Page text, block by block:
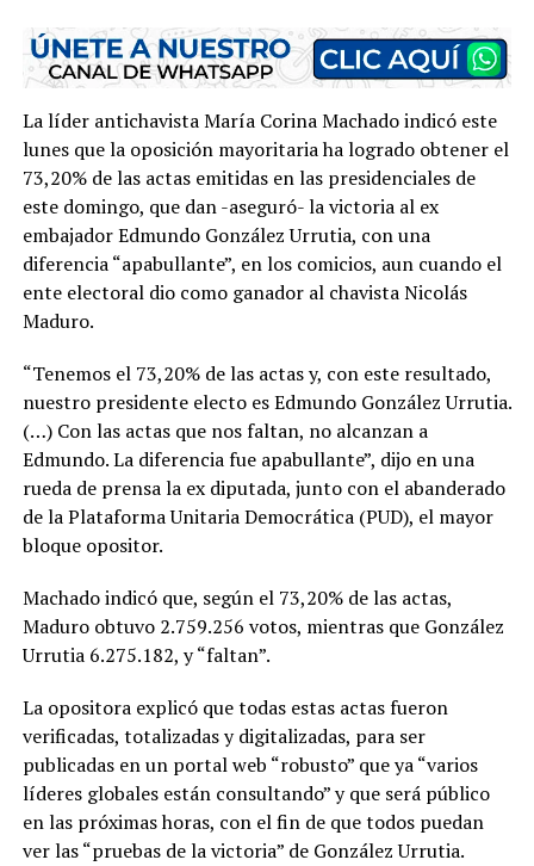
La líder antichavista María Corina Machado indicó este
lunes que la oposición mayoritaria ha logrado obtener el
73,20% de las actas emitidas en las presidenciales de
este domingo, que dan -aseguró- la victoria al ex
embajador Edmundo González Urrutia, con una
diferencia “apabullante”, en los comicios, aun cuando el
ente electoral dio como ganador al chavista Nicolás
Maduro.
“Tenemos el 73,20% de las actas y, con este resultado,
nuestro presidente electo es Edmundo González Urrutia.
(…) Con las actas que nos faltan, no alcanzan a
Edmundo. La diferencia fue apabullante”, dijo en una
rueda de prensa la ex diputada, junto con el abanderado
de la Plataforma Unitaria Democrática (PUD), el mayor
bloque opositor.
Machado indicó que, según el 73,20% de las actas,
Maduro obtuvo 2.759.256 votos, mientras que González
Urrutia 6.275.182, y “faltan”.
La opositora explicó que todas estas actas fueron
verificadas, totalizadas y digitalizadas, para ser
publicadas en un portal web “robusto” que ya “varios
líderes globales están consultando” y que será público
en las próximas horas, con el fin de que todos puedan
ver las “pruebas de la victoria” de González Urrutia.